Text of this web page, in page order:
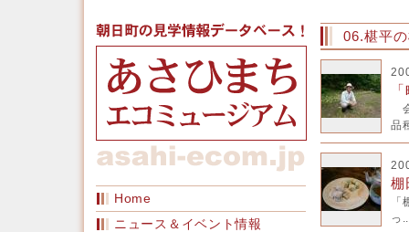
Home
ニュース＆イベント情報
06.椹平
品
棚
っ..